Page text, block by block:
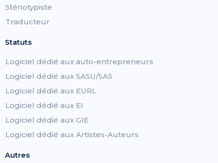
Sténotypiste
Traducteur
Statuts
Logiciel dédié aux auto-entrepreneurs
Logiciel dédié aux SASU/SAS
Logiciel dédié aux EURL
Logiciel dédié aux EI
Logiciel dédié aux GIE
Logiciel dédié aux Artistes-Auteurs
Autres